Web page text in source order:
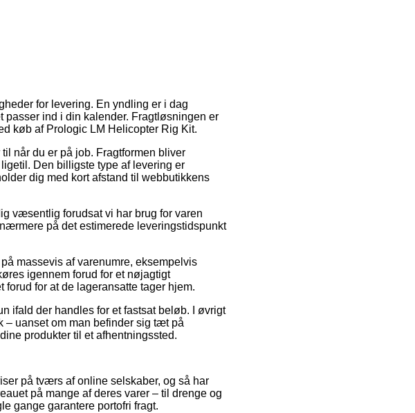
for levering. En yndling er i dag
passer ind i din kalender. Fragtløsningen er
køb af Prologic LM Helicopter Rig Kit.
når du er på job. Fragtformen bliver
Den billigste type af levering er
dig med kort afstand til webbutikkens
væsentlig forudsat vi har brug for varen
på det estimerede leveringstidspunkt
massevis af varenumre, eksempelvis
igennem forud for et nøjagtigt
for at de lageransatte tager hjem.
ifald der handles for et fastsat beløb. I øvrigt
– uanset om man befinder sig tæt på
produkter til et afhentningssted.
på tværs af online selskaber, og så har
på mange af deres varer – til drenge og
gange garantere portofri fragt.